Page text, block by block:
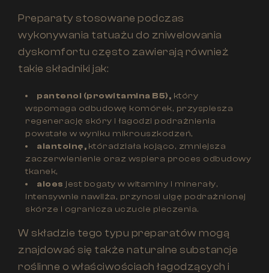
Preparaty stosowane podczas
wykonywania tatuażu do zniwelowania
dyskomfortu często zawierają również
takie składniki jak:
pantenol (prowitamina B5), który
wspomaga odbudowę komórek, przyspiesza
regenerację skóry i łagodzi podrażnienia
powstałe w wyniku mikrouszkodzeń,
alantoinę, któradziała kojąco, zmniejsza
zaczerwienienie oraz wspiera proces odbudowy
tkanek,
aloes jest bogaty w witaminy i minerały,
intensywnie nawilża, przynosi ulgę podrażnionej
skórze i ogranicza uczucie pieczenia.
W składzie tego typu preparatów mogą
znajdować się także naturalne substancje
roślinne o właściwościach łagodzących i